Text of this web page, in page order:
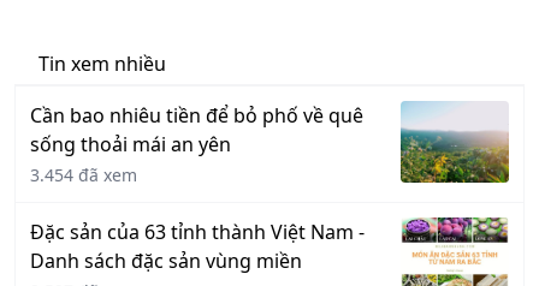
Tin xem nhiều
Cần bao nhiêu tiền để bỏ phố về quê
sống thoải mái an yên
3.454 đã xem
Đặc sản của 63 tỉnh thành Việt Nam -
Danh sách đặc sản vùng miền